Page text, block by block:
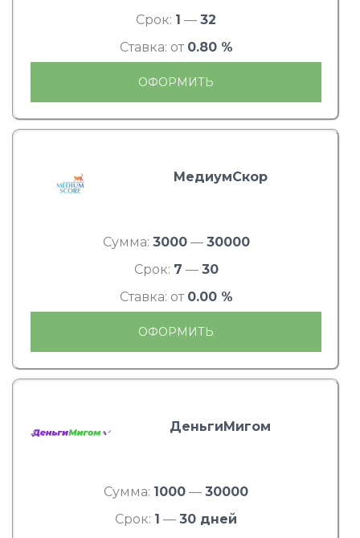
Срок: 1 — 32
Ставка: от 0.80 %
ОФОРМИТЬ
МедиумСкор
Сумма: 3000— 30000
Срок: 7 — 30
Ставка: от 0.00 %
ОФОРМИТЬ
ДеньгиМигом
Сумма: 1000 — 30000
Срок: 1 — 30 дней